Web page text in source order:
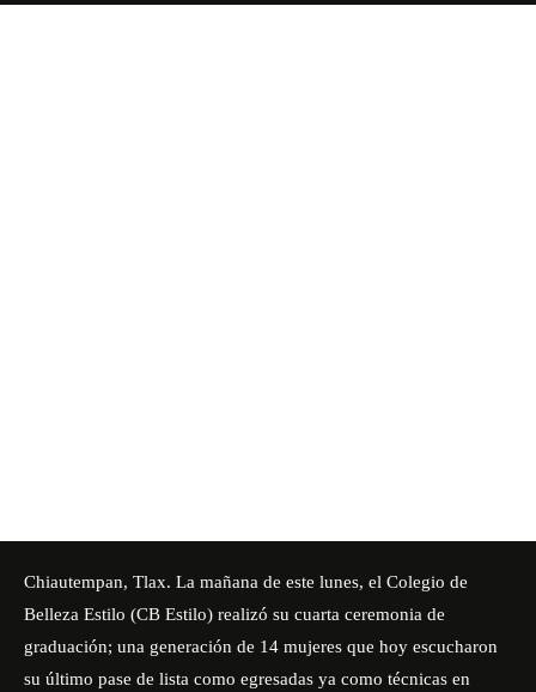
Chiautempan, Tlax. La mañana de este lunes, el Colegio de
Belleza Estilo (CB Estilo) realizó su cuarta ceremonia de
graduación; una generación de 14 mujeres que hoy escucharon
su último pase de lista como egresadas ya como técnicas en